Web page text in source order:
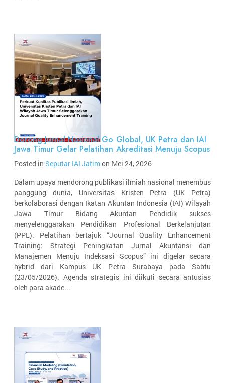
Dorong Jurnal Nasional Go Global, UK Petra dan IAI
Jawa Timur Gelar Pelatihan Akreditasi Menuju Scopus
Posted in Seputar IAI Jatimon Mei 24, 2026
Dalam upaya mendorong publikasi ilmiah nasional menembus
panggung dunia, Universitas Kristen Petra (UK Petra)
berkolaborasi dengan Ikatan Akuntan Indonesia (IAI) Wilayah
Jawa Timur Bidang Akuntan Pendidik sukses
menyelenggarakan Pendidikan Profesional Berkelanjutan
(PPL). Pelatihan bertajuk “Journal Quality Enhancement
Training: Strategi Peningkatan Jurnal Akuntansi dan
Manajemen Menuju Indeksasi Scopus” ini digelar secara
hybrid dari Kampus UK Petra Surabaya pada Sabtu
(23/05/2026). Agenda strategis ini diikuti secara antusias
oleh para akade...